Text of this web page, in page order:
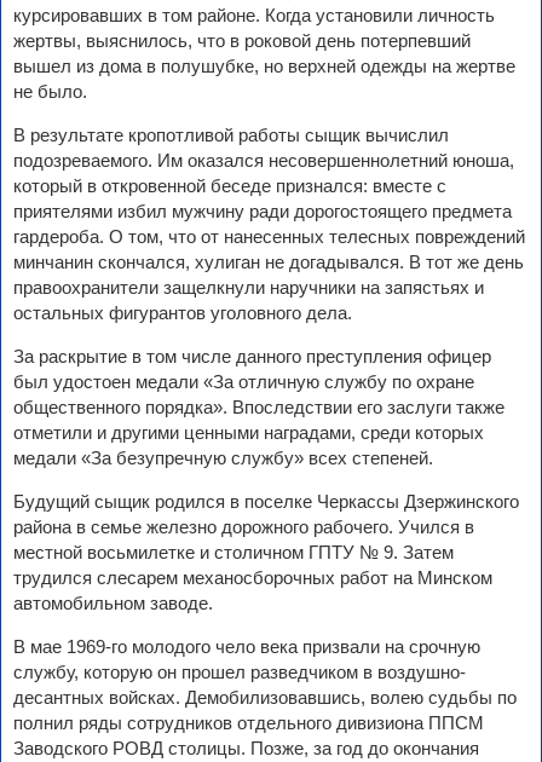
курсировавших в том районе. Когда установили личность
жертвы, выяснилось, что в роковой день потерпевший
вышел из дома в полушубке, но верхней одежды на жертве
не было.
В результате кропотливой работы сыщик вычислил
подозреваемого. Им оказался несовершеннолетний юноша,
который в откровенной беседе признался: вместе с
приятелями избил мужчину ради дорогостоящего предмета
гардероба. О том, что от нанесенных телесных повреждений
минчанин скончался, хулиган не догадывался. В тот же день
правоохранители защелкнули наручники на запястьях и
остальных фигурантов уголовного дела.
За раскрытие в том числе данного преступления офицер
был удостоен медали «За отличную службу по охране
общественного порядка». Впоследствии его заслуги также
отметили и другими ценными наградами, среди которых
медали «За безупречную службу» всех степеней.
Будущий сыщик родился в поселке Черкассы Дзержинского
района в семье железно дорожного рабочего. Учился в
местной восьмилетке и столичном ГПТУ № 9. Затем
трудился слесарем механосборочных работ на Минском
автомобильном заводе.
В мае 1969-го молодого чело века призвали на срочную
службу, которую он прошел разведчиком в воздушно-
десантных войсках. Демобилизовавшись, волею судьбы по
полнил ряды сотрудников отдельного дивизиона ППСМ
Заводского РОВД столицы. Позже, за год до окончания